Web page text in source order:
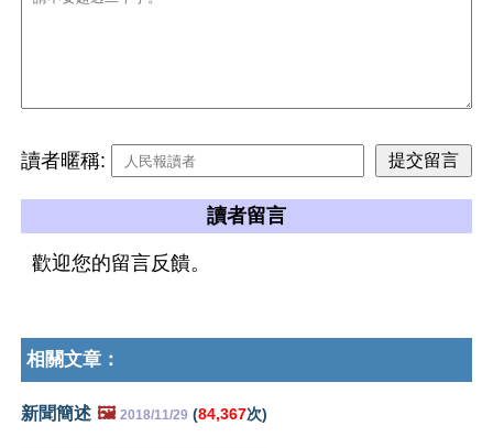
讀者暱稱:
讀者留言
歡迎您的留言反饋。
相關文章：
新聞簡述 🖼️ 2018/11/29 (84,367次)